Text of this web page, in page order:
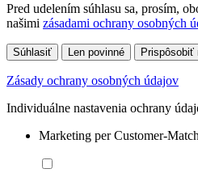
Pred udelením súhlasu sa, prosím,
našimi zásadami ochrany osobných
Súhlasiť Len povinné Prispôsobiť
Zásady ochrany osobných údajov
Individuálne nastavenia ochrany
Marketing per Customer-Match